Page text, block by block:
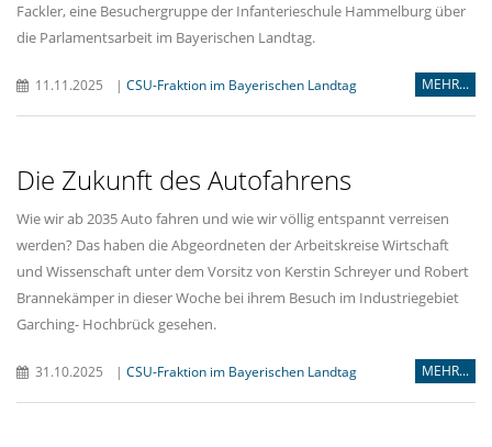
Fackler, eine Besuchergruppe der Infanterieschule Hammelburg über
die Parlamentsarbeit im Bayerischen Landtag.
11.11.2025 | CSU-Fraktion im Bayerischen Landtag MEHR...
Die Zukunft des Autofahrens
Wie wir ab 2035 Auto fahren und wie wir völlig entspannt verreisen
werden? Das haben die Abgeordneten der Arbeitskreise Wirtschaft
und Wissenschaft unter dem Vorsitz von Kerstin Schreyer und Robert
Brannekämper in dieser Woche bei ihrem Besuch im Industriegebiet
Garching- Hochbrück gesehen.
31.10.2025 | CSU-Fraktion im Bayerischen Landtag MEHR...